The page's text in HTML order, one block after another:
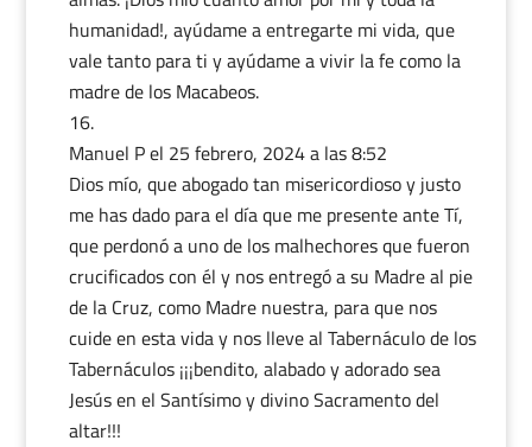
humanidad!, ayúdame a entregarte mi vida, que
vale tanto para ti y ayúdame a vivir la fe como la
madre de los Macabeos.
Manuel Pel 25 febrero, 2024 a las 8:52
Dios mío, que abogado tan misericordioso y justo
me has dado para el día que me presente ante Tí,
que perdonó a uno de los malhechores que fueron
crucificados con él y nos entregó a su Madre al pie
de la Cruz, como Madre nuestra, para que nos
cuide en esta vida y nos lleve al Tabernáculo de los
Tabernáculos ¡¡¡bendito, alabado y adorado sea
Jesús en el Santísimo y divino Sacramento del
altar!!!